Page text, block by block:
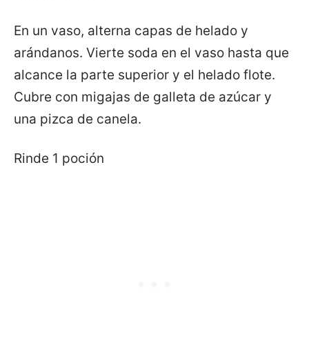
En un vaso, alterna capas de helado y
arándanos. Vierte soda en el vaso hasta que
alcance la parte superior y el helado flote.
Cubre con migajas de galleta de azúcar y
una pizca de canela.
Rinde 1 poción